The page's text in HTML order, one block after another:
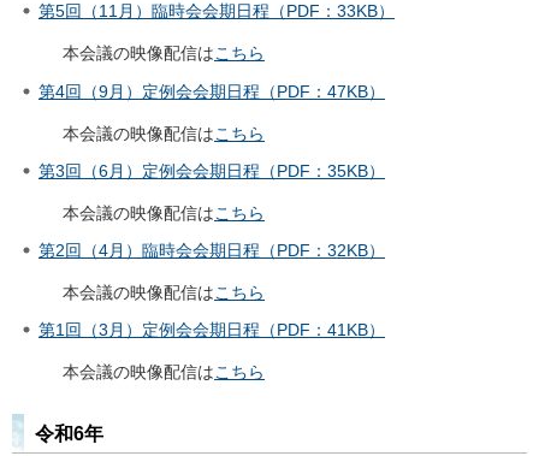
第5回（11月）臨時会会期日程（PDF：33KB）
本会議の映像配信はこちら
第4回（9月）定例会会期日程（PDF：47KB）
本会議の映像配信はこちら
第3回（6月）定例会会期日程（PDF：35KB）
本会議の映像配信はこちら
第2回（4月）臨時会会期日程（PDF：32KB）
本会議の映像配信はこちら
第1回（3月）定例会会期日程（PDF：41KB）
本会議の映像配信はこちら
令和6年